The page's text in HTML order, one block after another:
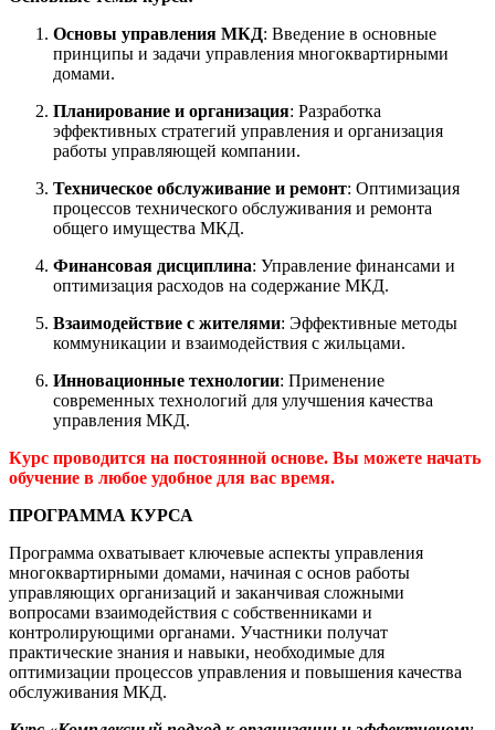
Основы управления МКД: Введение в основные
принципы и задачи управления многоквартирными
домами.
Планирование и организация: Разработка
эффективных стратегий управления и организация
работы управляющей компании.
Техническое обслуживание и ремонт: Оптимизация
процессов технического обслуживания и ремонта
общего имущества МКД.
Финансовая дисциплина: Управление финансами и
оптимизация расходов на содержание МКД.
Взаимодействие с жителями: Эффективные методы
коммуникации и взаимодействия с жильцами.
Инновационные технологии: Применение
современных технологий для улучшения качества
управления МКД.
Курс проводится на постоянной основе. Вы можете начать
обучение в любое удобное для вас время.
ПРОГРАММА КУРСА
Программа охватывает ключевые аспекты управления
многоквартирными домами, начиная с основ работы
управляющих организаций и заканчивая сложными
вопросами взаимодействия с собственниками и
контролирующими органами. Участники получат
практические знания и навыки, необходимые для
оптимизации процессов управления и повышения качества
обслуживания МКД.